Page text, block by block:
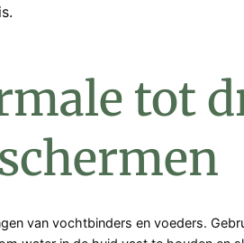
tot
van vochtbinders en voeders.